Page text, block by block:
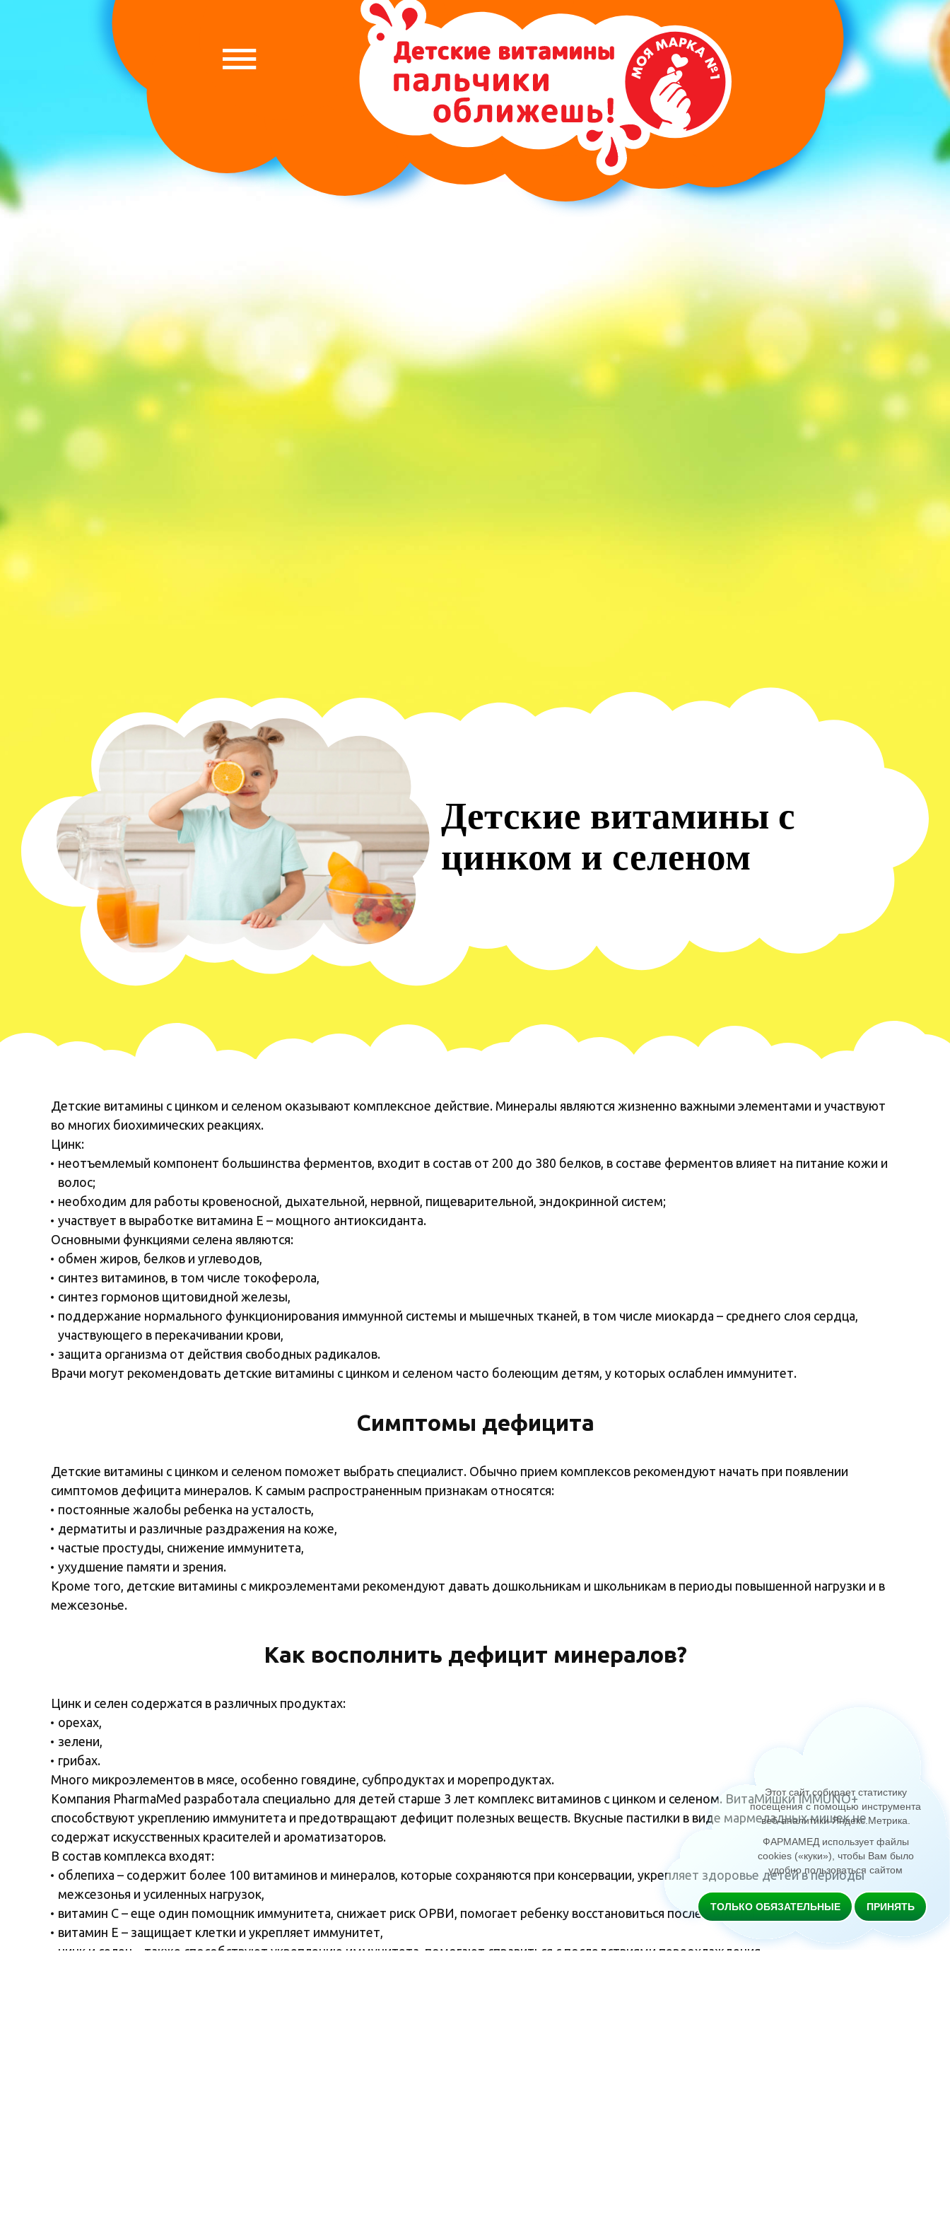
Детские витамины с
цинком и селеном
Детские витамины с цинком и селеном оказывают комплексное действие. Минералы являются жизненно важными элементами и участвуют
во многих биохимических реакциях.
Цинк:
неотъемлемый компонент большинства ферментов, входит в состав от 200 до 380 белков, в составе ферментов влияет на питание кожи и
волос;
необходим для работы кровеносной, дыхательной, нервной, пищеварительной, эндокринной систем;
участвует в выработке витамина Е – мощного антиоксиданта.
Основными функциями селена являются:
обмен жиров, белков и углеводов,
синтез витаминов, в том числе токоферола,
синтез гормонов щитовидной железы,
поддержание нормального функционирования иммунной системы и мышечных тканей, в том числе миокарда – среднего слоя сердца,
участвующего в перекачивании крови,
защита организма от действия свободных радикалов.
Врачи могут рекомендовать детские витамины с цинком и селеном часто болеющим детям, у которых ослаблен иммунитет.
Симптомы дефицита
Детские витамины с цинком и селеном поможет выбрать специалист. Обычно прием комплексов рекомендуют начать при появлении
симптомов дефицита минералов. К самым распространенным признакам относятся:
постоянные жалобы ребенка на усталость,
дерматиты и различные раздражения на коже,
частые простуды, снижение иммунитета,
ухудшение памяти и зрения.
Кроме того, детские витамины с микроэлементами рекомендуют давать дошкольникам и школьникам в периоды повышенной нагрузки и в
межсезонье.
Как восполнить дефицит минералов?
Цинк и селен содержатся в различных продуктах:
орехах,
зелени,
грибах.
Много микроэлементов в мясе, особенно говядине, субпродуктах и морепродуктах.
Компания PharmaMed разработала специально для детей старше 3 лет комплекс витаминов с цинком и селеном. ВитаМишки IMMUNO+
способствуют укреплению иммунитета и предотвращают дефицит полезных веществ. Вкусные пастилки в виде мармеладных мишек не
содержат искусственных красителей и ароматизаторов.
В состав комплекса входят:
облепиха – содержит более 100 витаминов и минералов, которые сохраняются при консервации, укрепляет здоровье детей в периоды
межсезонья и усиленных нагрузок,
витамин С – еще один помощник иммунитета, снижает риск ОРВИ, помогает ребенку восстановиться после болезни,
витамин Е – защищает клетки и укрепляет иммунитет,
цинк и селен – также способствуют укреплению иммунитета, помогают справиться с последствиями переохлаждения.
Этот сайт собирает статистику
посещения с помощью инструмента
веб-аналитики Яндекс.Метрика
ФАРМАМЕД использует файлы
cookies («куки»), чтобы Вам было
удобно пользоваться сайтом
ТОЛЬКО ОБЯЗАТЕЛЬНЫЕ ПРИНЯТЬ